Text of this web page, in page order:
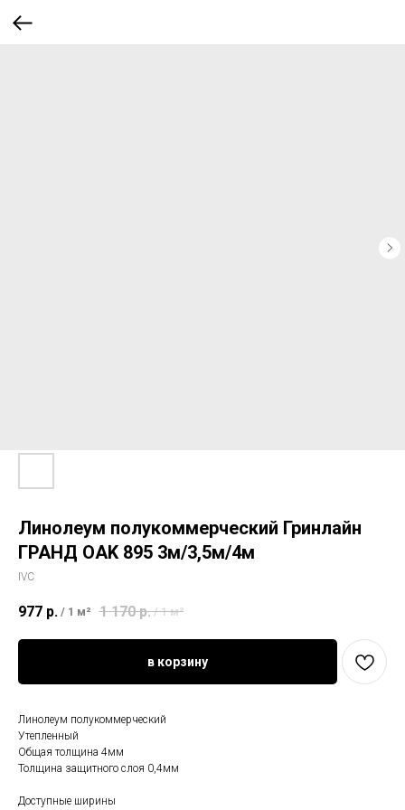
Линолеум полукоммерческий Гринлайн
ГРАНД OAK 895 3м/3,5м/4м
IVC
977 р. / 1 м² 1 170 р. / 1 м²
в корзину
Линолеум полукоммерческий
Утепленный
Общая толщина 4мм
Толщина защитного слоя 0,4мм
Доступные ширины